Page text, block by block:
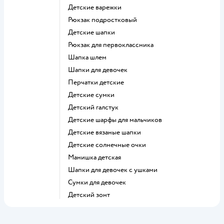
Детские варежки
Рюкзак подростковый
Детские шапки
Рюкзак для первоклассника
Шапка шлем
Шапки для девочек
Перчатки детские
Детские сумки
Детский галстук
Детские шарфы для мальчиков
Детские вязаные шапки
Детские солнечные очки
Манишка детская
Шапки для девочек с ушками
Сумки для девочек
Детский зонт